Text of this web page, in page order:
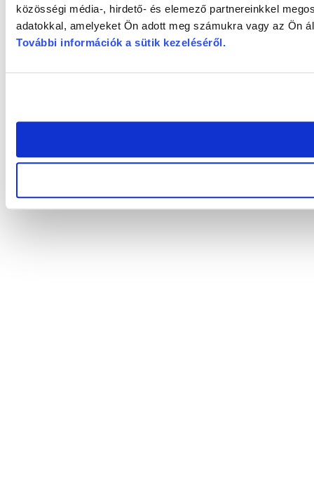
közösségi média-, hirdető- és elemező partnereinkkel
adatokkal, amelyeket Ön adott meg számukra vagy az Ön
További információk a sütik kezeléséről.